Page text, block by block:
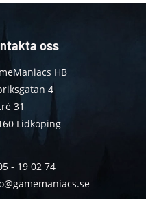
oss
HB
4
31
Lidköping
- 19 02 74